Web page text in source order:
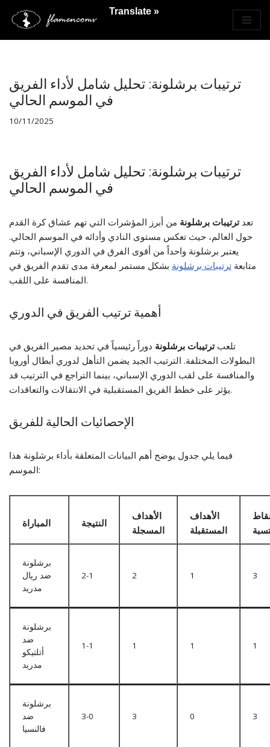
Saltar
ترتيبات برشلونة: تحليل شامل لأداء الفريق
في الموسم الحالي
10/11/2025
ترتيبات برشلونة: تحليل شامل لأداء الفريق
في الموسم الحالي
تعدترتيبات برشلونة من أبرز المؤشرات التي تهم عشاق كرة القدم
حول العالم، حيث تعكس مستوى النادي وأدائه في الموسم الحالي.
يعتبر برشلونة واحداً من أقوى الفرق في الدوري الإسباني، وتتم
متابعة ترتيبات برشلونة بشكل مستمر لمعرفة مدى تقدم الفريق في
المنافسة على اللقب.
أهمية ترتيب الفريق في الدوري
تلعبترتيبات برشلونة دوراً رئيسياً في تحديد مصير الفريق في
البطولات المختلفة. الترتيب الجيد يضمن التأهل لدوري أبطال أوروبا
والمنافسة على لقب الدوري الإسباني، بينما التراجع في الترتيب قد
يؤثر على خطط الفريق المستقبلية في الانتقالات والتعاقدات.
الإحصائيات الحالية للفريق
فيما يلي جدول يوضح أهم البيانات المتعلقة بأداء برشلونة هذا
الموسم:
المباراة النتيجة
الأهداف
المسجلة
الأهداف
المستقبلة
برشلونة
ضد ريال
مدريد
2-1 2 1 3
برشلونة
ضد
أتلتيكو
مدريد
1-1 1 1 1
برشلونة
ضد
فالنسيا
3-0 3 0 3
Translate »